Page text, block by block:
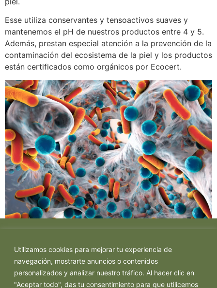
Utilizamos cookies para mejorar tu experiencia de
navegación, mostrarte anuncios o contenidos
personalizados y analizar nuestro tráfico. Al hacer clic en
"Aceptar todo", das tu consentimiento para que utilicemos
Esse utiliza conservantes y tensoactivos suaves y
mantenemos el pH de nuestros productos entre 4 y 5.
Además, prestan especial atención a la prevención de la
contaminación del ecosistema de la piel y los productos
están certificados como orgánicos por Ecocert.